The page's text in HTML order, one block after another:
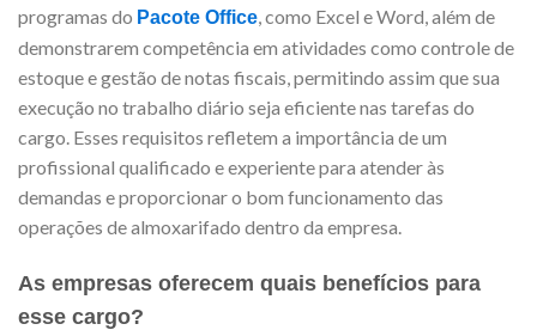
programas do Pacote Office, como Excel e Word, além de
demonstrarem competência em atividades como controle de
estoque e gestão de notas fiscais, permitindo assim que sua
execução no trabalho diário seja eficiente nas tarefas do
cargo. Esses requisitos refletem a importância de um
profissional qualificado e experiente para atender às
demandas e proporcionar o bom funcionamento das
operações de almoxarifado dentro da empresa.
As empresas oferecem quais benefícios para
esse cargo?